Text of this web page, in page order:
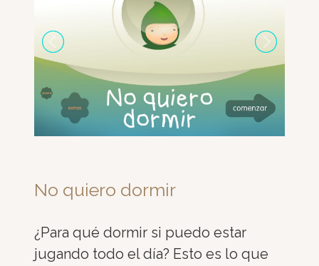
No quiero dormir
¿Para qué dormir si puedo estar
jugando todo el día? Esto es lo que